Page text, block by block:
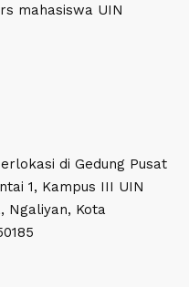
mahasiswa UIN
di Gedung Pusat
1, Kampus III UIN
Ngaliyan, Kota